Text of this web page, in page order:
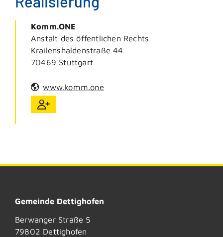
Komm.ONE
Anstalt des öffentlichen Rechts
Krailenshaldenstraße 44
70469 Stuttgart
www.komm.one
Gemeinde Dettighofen
Berwanger Straße 5
79802 Dettighofen